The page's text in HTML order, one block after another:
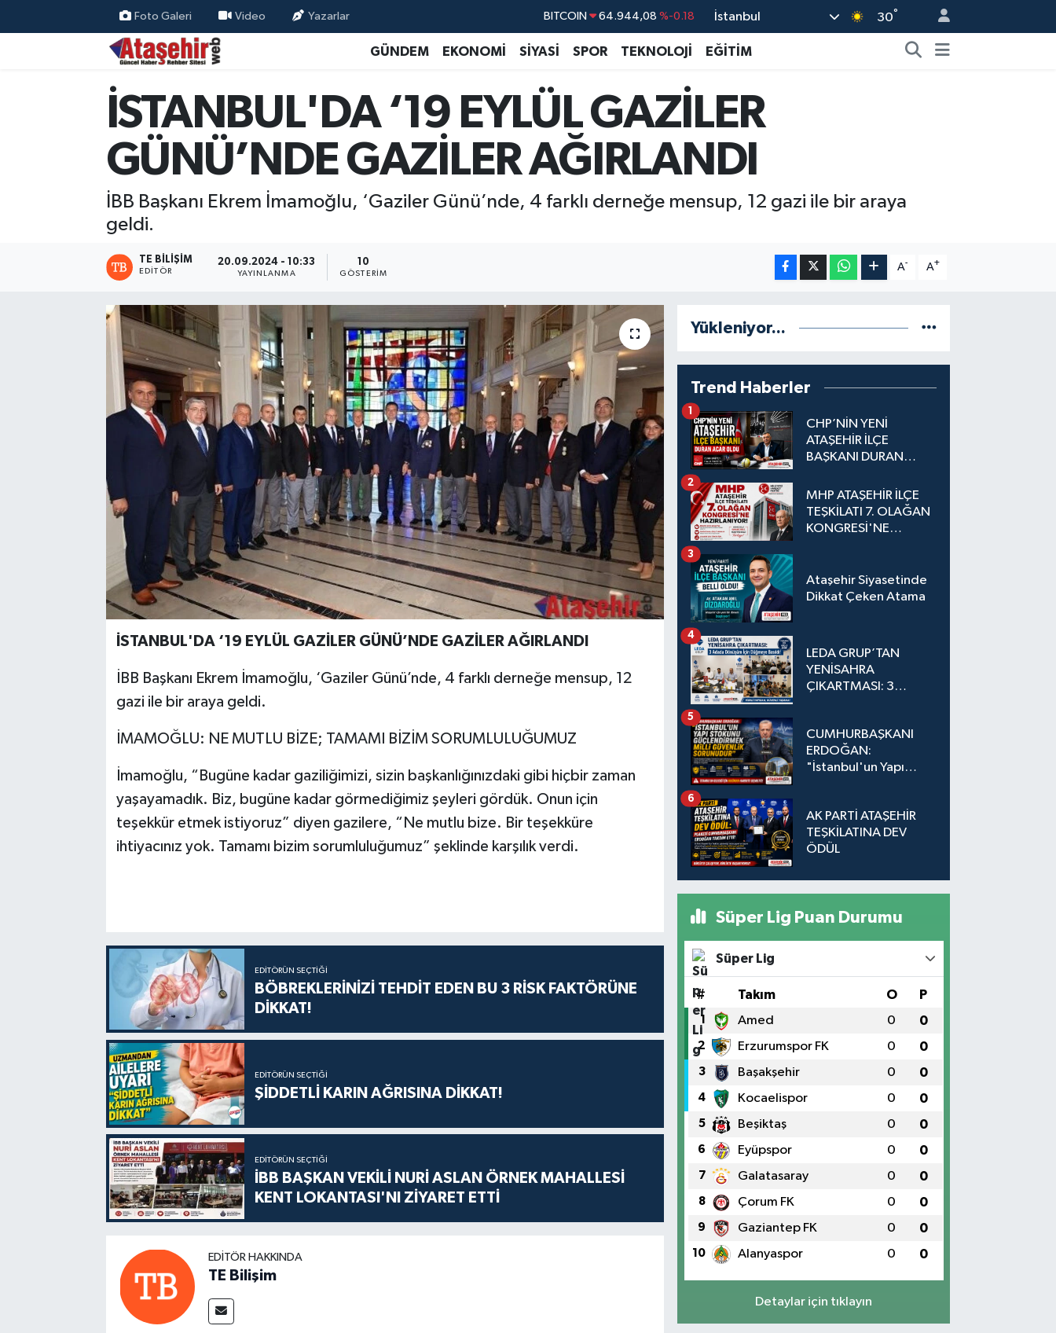
Foto Galeri Video Yazarlar DOLAR 47,7436 %0.18
EURO 55,2510 %0.32
GRAM ALTIN 6660.55 %0.03
BİST100
İstanbul 30°
GÜNDEM EKONOMİ SİYASİ SPOR TEKNOLOJİ EĞİTİM
İSTANBUL'DA ‘19 EYLÜL GAZİLER
GÜNÜ’NDE GAZİLER AĞIRLANDI
İBB Başkanı Ekrem İmamoğlu, ‘Gaziler Günü’nde, 4 farklı derneğe mensup, 12 gazi ile bir araya
geldi.
TE BILIŞIM
EDITÖR
20.09.2024 - 10:33
YAYINLANMA
10
GÖSTERIM
A- A+
İSTANBUL'DA ‘19 EYLÜL GAZİLER GÜNÜ’NDE GAZİLER AĞIRLANDI
İBB Başkanı Ekrem İmamoğlu, ‘Gaziler Günü’nde, 4 farklı derneğe mensup, 12
gazi ile bir araya geldi.
İMAMOĞLU: NE MUTLU BİZE; TAMAMI BİZİM SORUMLULUĞUMUZ
İmamoğlu, “Bugüne kadar gaziliğimizi, sizin başkanlığınızdaki gibi hiçbir zaman
yaşayamadık. Biz, bugüne kadar görmediğimiz şeyleri gördük. Onun için
teşekkür etmek istiyoruz” diyen gazilere, “Ne mutlu bize. Bir teşekküre
ihtiyacınız yok. Tamamı bizim sorumluluğumuz” şeklinde karşılık verdi.
EDITÖRÜN SEÇTIĞI
BÖBREKLERİNİZİ TEHDİT EDEN BU 3 RİSK FAKTÖRÜNE
DİKKAT!
EDITÖRÜN SEÇTIĞI
ŞİDDETLİ KARIN AĞRISINA DİKKAT!
EDITÖRÜN SEÇTIĞI
İBB BAŞKAN VEKİLİ NURİ ASLAN ÖRNEK MAHALLESİ
KENT LOKANTASI'NI ZİYARET ETTİ
EDITÖR HAKKINDA
TE Bilişim
Yükleniyor...
Trend Haberler
CHP’NİN YENİ
ATAŞEHİR İLÇE
BAŞKANI DURAN
1
MHP ATAŞEHİR İLÇE
TEŞKİLATI 7. OLAĞAN
KONGRESİ'NE
2
Ataşehir Siyasetinde
Dikkat Çeken Atama
3
LEDA GRUP’TAN
YENİSAHRA
ÇIKARTMASI: 3
4
CUMHURBAŞKANI
ERDOĞAN:
"İstanbul'un Yapı
Güvenlik Sorunudur"
5
AK PARTİ ATAŞEHİR
TEŞKİLATINA DEV
ÖDÜL
6
Süper Lig Puan Durumu
Süper Lig
# Takım O P
1 Amed 0 0
2 Erzurumspor FK 0 0
3 Başakşehir 0 0
4 Kocaelispor 0 0
5 Beşiktaş 0 0
6 Eyüpspor 0 0
7 Galatasaray 0 0
8 Çorum FK 0 0
9 Gaziantep FK 0 0
10 Alanyaspor 0 0
Detaylar için tıklayın
Hava Durumu
Trafik Durumu
Süper Lig Puan Durumu ve Fikstür
Tüm Manşetler
Son Dakika Haberleri
Haber Arşivi